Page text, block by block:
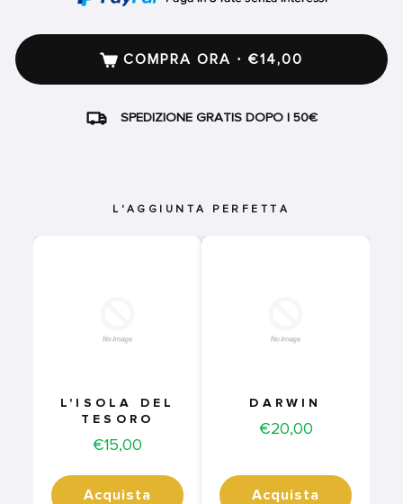
COMPRA ORA · €14,00
SPEDIZIONE GRATIS DOPO I 50€
L'AGGIUNTA PERFETTA
L'ISOLA DEL
TESORO
Price
€15,00
Acquista
DARWIN
Price
€20,00
Acquista